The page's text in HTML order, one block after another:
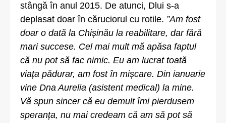
stângă în anul 2015. De atunci, Dlui s-a
deplasat doar în căruciorul cu rotile. ”Am fost
doar o dată la Chișinău la reabilitare, dar fără
mari succese. Cel mai mult mă apăsa faptul
că nu pot să fac nimic. Eu am lucrat toată
viața pădurar, am fost în mișcare. Din ianuarie
vine Dna Aurelia (asistent medical) la mine.
Vă spun sincer că eu demult îmi pierdusem
speranța, nu mai credeam că am să pot să